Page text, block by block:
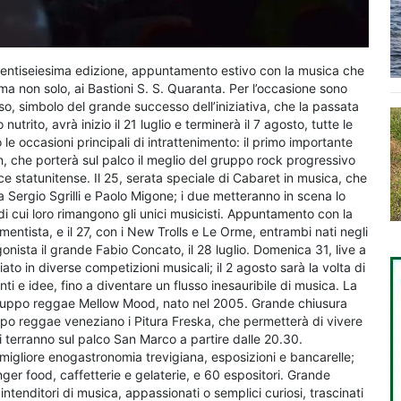
edizione, appuntamento estivo con la musica che
non solo, ai Bastioni S. S. Quaranta. Per l’occasione sono
simbolo del grande successo dell’iniziativa, che la passata
avrà inizio il 21 luglio e terminerà il 7 agosto, tutte le
occasioni principali di intrattenimento: il primo importante
che porterà sul palco il meglio del gruppo rock progressivo
statunitense. Il 25, serata speciale di Cabaret in musica, che
Sgrilli e Paolo Migone; i due metteranno in scena lo
cui loro rimangono gli unici musicisti. Appuntamento con la
e il 27, con i New Trolls e Le Orme, entrambi nati negli
il grande Fabio Concato, il 28 luglio. Domenica 31, live a
in diverse competizioni musicali; il 2 agosto sarà la volta di
e idee, fino a diventare un flusso inesauribile di musica. La
reggae Mellow Mood, nato nel 2005. Grande chiusura
reggae veneziano i Pitura Freska, che permetterà di vivere
sul palco San Marco a partire dalle 20.30.
enogastronomia trevigiana, esposizioni e bancarelle;
food, caffetterie e gelaterie, e 60 espositori. Grande
di musica, appassionati o semplici curiosi, trascinati